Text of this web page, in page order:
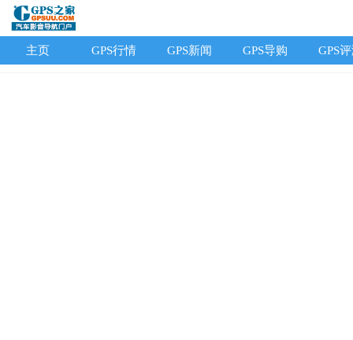
主页 GPS行情 GPS新闻 GPS导购 GPS